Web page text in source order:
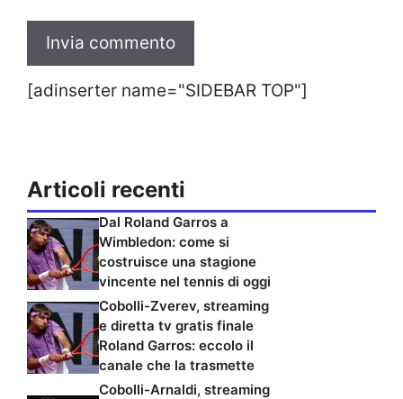
[adinserter name="SIDEBAR TOP"]
Articoli recenti
Dal Roland Garros a
Wimbledon: come si
costruisce una stagione
vincente nel tennis di oggi
Cobolli-Zverev, streaming
e diretta tv gratis finale
Roland Garros: eccolo il
canale che la trasmette
Cobolli-Arnaldi, streaming